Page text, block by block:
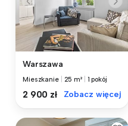
Warszawa
Mieszkanie 25 m² 1 pokój
2 900 zł Zobacz więcej